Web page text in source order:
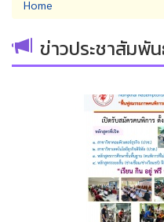
are
here
Home
ข่าวประชาสัมพั